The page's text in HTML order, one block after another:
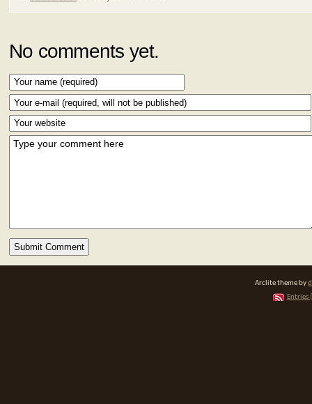
No comments yet.
Arclite theme by
Entries